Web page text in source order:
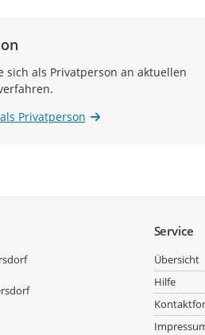
sich als Privatperson an aktuellen
Privatperson
Service
Übersicht
Hilfe